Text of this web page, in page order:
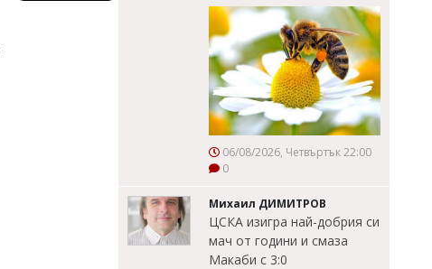
06/08/2026, Четвъртък 22:00
0
Михаил ДИМИТРОВ
ЦСКА изигра най-добрия си
мач от години и смаза
Макаби с 3:0